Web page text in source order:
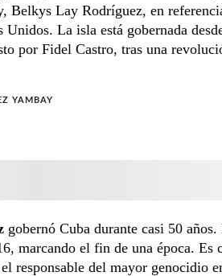
Belkys Lay Rodríguez, en
Unidos. La isla está gobernada
por Fidel Castro, tras una
YAMBAY
gobernó Cuba durante casi 50
marcando el fin de una época. Es
responsable del mayor genocidio